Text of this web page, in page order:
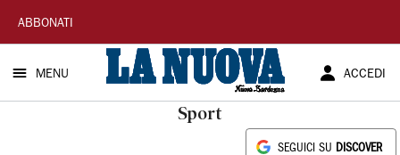
La
Nuova
Sardegna
ABBONATI
MENU ACCEDI
Sport
SEGUICI SU DISCOVER